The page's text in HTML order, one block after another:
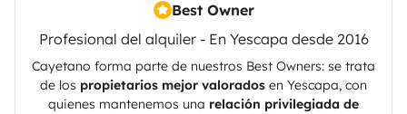
Best Owner
Profesional del alquiler - En Yescapa desde 2016
Cayetano forma parte de nuestros Best Owners: se trata
de los propietarios mejor valorados en Yescapa, con
quienes mantenemos una relación privilegiada de